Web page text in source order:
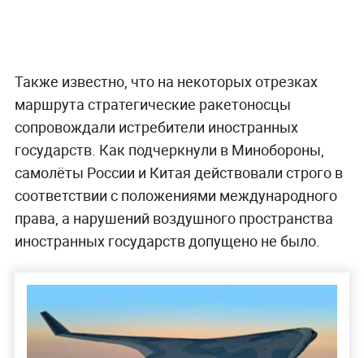
Также известно, что на некоторых отрезках
маршрута стратегические ракетоносцы
сопровождали истребители иностранных
государств. Как подчеркнули в Минобороны,
самолёты России и Китая действовали строго в
соответствии с положениями международного
права, а нарушений воздушного пространства
иностранных государств допущено не было.